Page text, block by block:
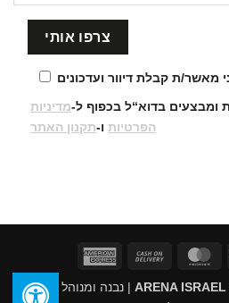
מאשר/ת קבלת דיוור ועדכונים
ומבצעים בדוא“ל בכפוף ל-מדיניות
הפרטיותו-תקנון האתר
MasterCard
Cash
Delivery
Express
ARENA ISRAEL | נבנה ומנוהל על ידי